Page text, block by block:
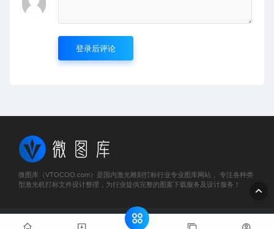
登录后评论
微图库（VTOCOO.com）是国内激光雕刻打标行业专业图库网站， 专注各种类
型激光机打标文件设计整理，为行业提供完整的图案下载服务及设计服务！
© 2023 微图库 - vtocoo.com & Lancer . All rights reserved